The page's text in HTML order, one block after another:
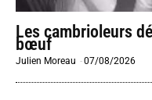
Les cambrioleurs
bœuf
Julien Moreau -07/08/2026